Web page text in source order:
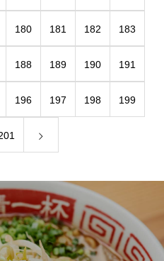
180 181 182 183
188 189 190 191
196 197 198 199